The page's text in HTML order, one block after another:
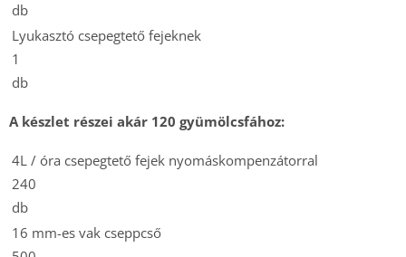
db
Lyukasztó csepegtető fejeknek
1
db
A készlet részei akár 120 gyümölcsfához:
4L / óra csepegtető fejek nyomáskompenzátorral
240
db
16 mm-es vak cseppcső